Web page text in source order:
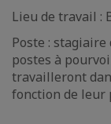
Lieu de travail :
Poste :
postes à
travailleront
fonction de leur